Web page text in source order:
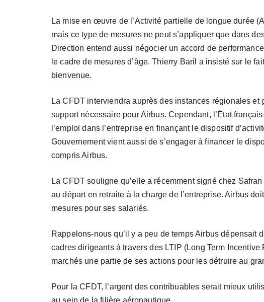
La mise en œuvre de l’Activité partielle de longue durée
mais ce type de mesures ne peut s’appliquer que dans
Direction entend aussi négocier un accord de
le cadre de mesures d’âge. Thierry Baril a insisté sur le
bienvenue.
La CFDT interviendra auprès des instances régionales et
support nécessaire pour Airbus. Cependant, l’État
l’emploi dans l’entreprise en finançant le dispositif
Gouvernement vient aussi de s’engager à financer le
compris Airbus.
La CFDT souligne qu’elle a récemment signé chez
au départ en retraite à la charge de l’entreprise. Airbus
mesures pour ses salariés.
Rappelons-nous qu’il y a peu de temps Airbus dépensait
cadres dirigeants à travers des LTIP (Long Term
marchés une partie de ses actions pour les détruire au
Pour la CFDT, l’argent des contribuables serait mieux
au sein de la filière aéronautique.